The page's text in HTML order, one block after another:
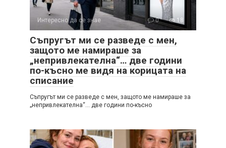
Интересно да се знае 0 18
Съпругът ми се разведе с мен,
защото ме намираше за
„непривлекателна“… две години
по-късно ме видя на корицата на
списание
Съпругът ми се разведе с мен, защото ме намираше за
„непривлекателна“… две години по-късно